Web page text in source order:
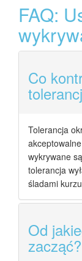
FAQ:
Co
Tolerancja
wykrywane
tolerancja
śladami
Od
zacząć?